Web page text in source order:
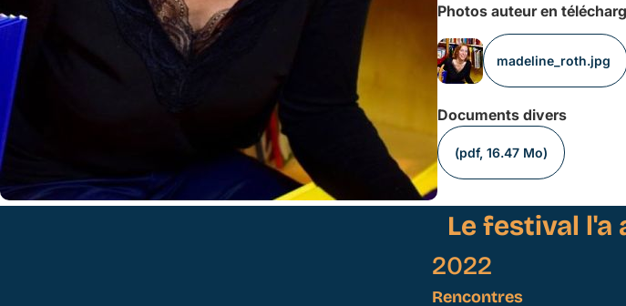
Photos auteur en
madeline_roth.jpg
Documents divers
(pdf, 16.47 Mo)
Le festival l'a
2022
Rencontres